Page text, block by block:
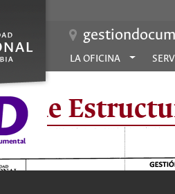
LA OFICINA
de